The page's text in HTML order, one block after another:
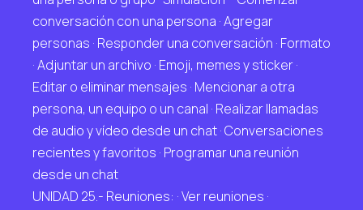
conversación con una persona · Agregar
personas · Responder una conversación · Formato
· Adjuntar un archivo · Emoji, memes y sticker ·
Editar o eliminar mensajes · Mencionar a otra
persona, un equipo o un canal · Realizar llamadas
de audio y vídeo desde un chat · Conversaciones
recientes y favoritos · Programar una reunión
desde un chat
UNIDAD 25.- Reuniones: · Ver reuniones ·